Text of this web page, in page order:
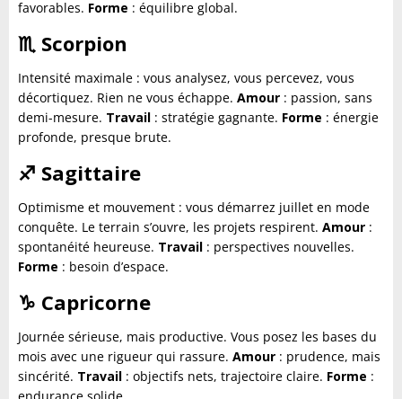
favorables. Forme : équilibre global.
♏ Scorpion
Intensité maximale : vous analysez, vous percevez, vous
décortiquez. Rien ne vous échappe. Amour : passion, sans
demi-mesure. Travail : stratégie gagnante. Forme : énergie
profonde, presque brute.
♐ Sagittaire
Optimisme et mouvement : vous démarrez juillet en mode
conquête. Le terrain s’ouvre, les projets respirent. Amour :
spontanéité heureuse. Travail : perspectives nouvelles.
Forme : besoin d’espace.
♑ Capricorne
Journée sérieuse, mais productive. Vous posez les bases du
mois avec une rigueur qui rassure. Amour : prudence, mais
sincérité. Travail : objectifs nets, trajectoire claire. Forme :